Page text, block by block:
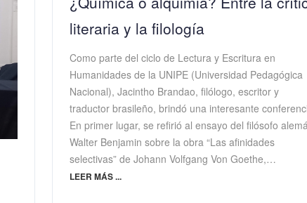
literaria y la filología
Como parte del ciclo de Lectura y Escritura en
Humanidades de la UNIPE (Universidad Pedagógica
Nacional), Jacintho Brandao, filólogo, escritor y
traductor brasileño, brindó una interesante
En primer lugar, se refirió al ensayo del filósofo
Walter Benjamin sobre la obra “Las afinidades
selectivas” de Johann Volfgang Von Goethe,…
LEER MÁS ...